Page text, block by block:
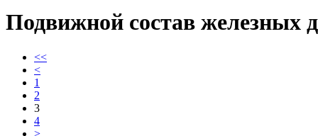
Подвижной состав железных
<<
<
1
2
3
4
>